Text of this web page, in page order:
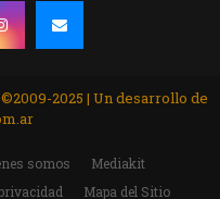
2025 | Un desarrollo de
somos
Mediakit
Mapa del Sitio